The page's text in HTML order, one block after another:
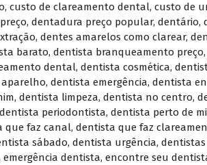
, custo de clareamento dental, custo de
, dentadura preço popular, dentário,
, dentes amarelos como clarear,
barato, dentista branqueamento preço,
dental, dentista cosmética,
, dentista emergência, dentista
, dentista limpeza, dentista no centro,
dentista periodontista, dentista perto de
que faz canal, dentista que faz
sábado, dentista urgência, dentistas
emergência dentista, encontre seu